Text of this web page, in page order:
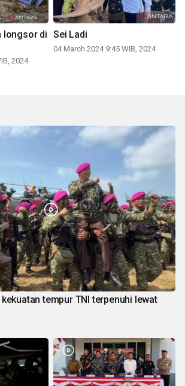
longsor di
2024
Sei Ladi
04 March 2024 9:45 WIB, 2024
tempur TNI terpenuhi lewat